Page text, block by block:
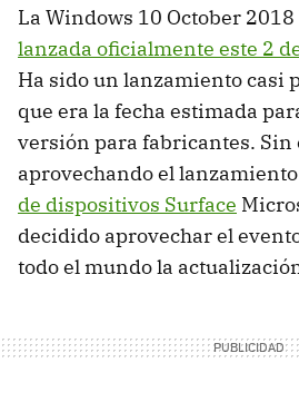
La Windows 10 October 2018
lanzada oficialmente este 2
Ha sido un lanzamiento casi
que era la fecha estimada
versión para fabricantes. Sin
aprovechando el
de dispositivos Surface
decidido aprovechar el
todo el mundo la